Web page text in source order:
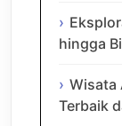
hingga
Wisata
Terbaik